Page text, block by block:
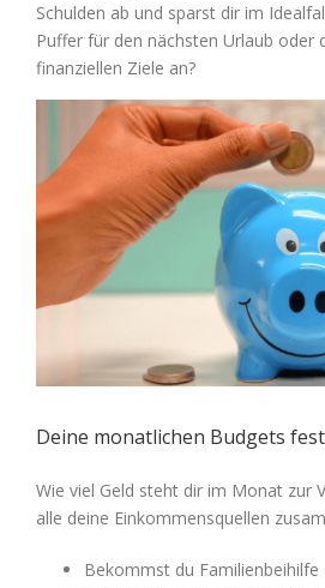
Schulden ab und sparst dir im
Puffer für den nächsten Urlaub oder
finanziellen Ziele an?
grösseres
Bild
Deine monatlichen Budgets
Wie viel Geld steht dir im Monat zur
alle deine Einkommensquellen
Bekommst du Familienbeihilfe